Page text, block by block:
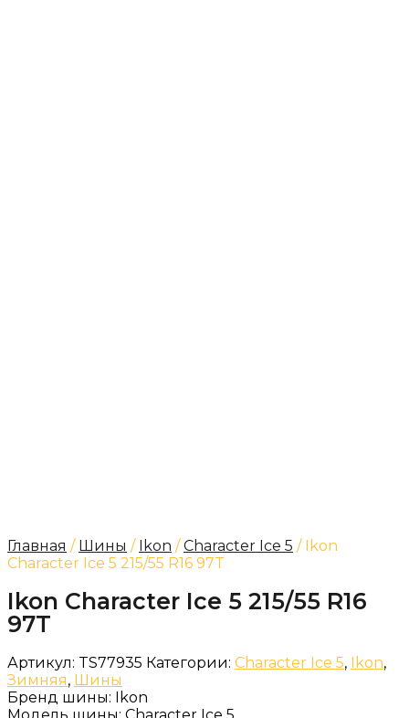
Главная / Шины / Ikon /Character Ice 5 / Ikon
Character Ice 5 215/55 R16 97T
Ikon Character Ice 5 215/55 R16
97T
Артикул: TS77935 Категории: Character Ice 5, Ikon,
Зимняя, Шины
Бренд шины: Ikon